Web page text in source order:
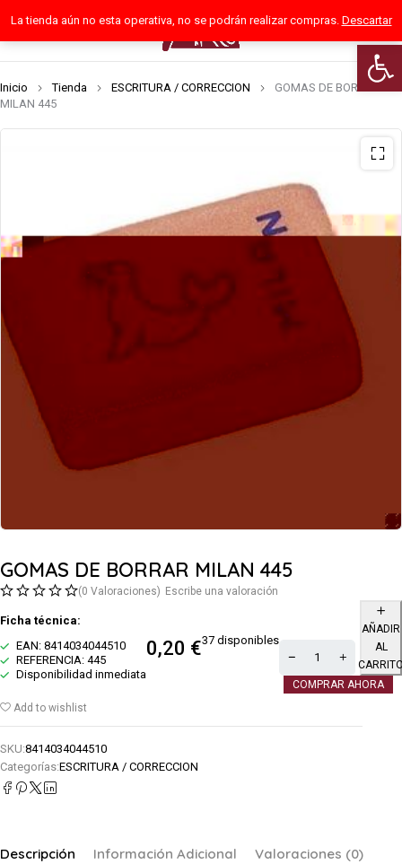
Abrir
La tienda aún no esta operativa, no se podrán realizar compras. Descartar
0
Inicio Tienda ESCRITURA / CORRECCION
GOMAS DE BORRAR
MILAN 445
GOMAS DE BORRAR MILAN 445
(0 Valoraciones) Escribe una valoración
Ficha técnica:
EAN: 8414034044510
REFERENCIA: 445
Disponibilidad inmediata
0,20 €37 disponibles
AÑADIR
AL
COMPRAR AHORA
Add to wishlist
SKU:8414034044510
Categorías:ESCRITURA / CORRECCION
Descripción Información Adicional Valoraciones (0)